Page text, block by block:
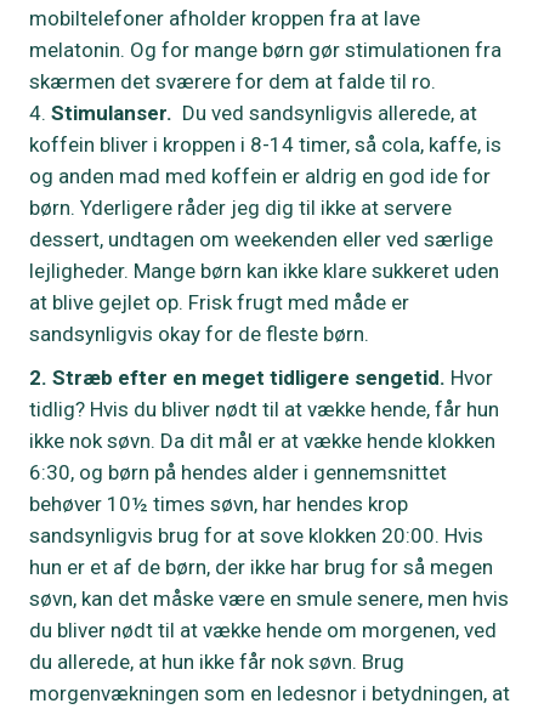
mobiltelefoner afholder kroppen fra at lave
melatonin. Og for mange børn gør stimulationen fra
skærmen det sværere for dem at falde til ro.
Stimulanser. Du ved sandsynligvis allerede, at
koffein bliver i kroppen i 8-14 timer, så cola, kaffe, is
og anden mad med koffein er aldrig en god ide for
børn. Yderligere råder jeg dig til ikke at servere
dessert, undtagen om weekenden eller ved særlige
lejligheder. Mange børn kan ikke klare sukkeret uden
at blive gejlet op. Frisk frugt med måde er
sandsynligvis okay for de fleste børn.
2. Stræb efter en meget tidligere sengetid. Hvor
tidlig? Hvis du bliver nødt til at vække hende, får hun
ikke nok søvn. Da dit mål er at vække hende klokken
6:30, og børn på hendes alder i gennemsnittet
behøver 10½ times søvn, har hendes krop
sandsynligvis brug for at sove klokken 20:00. Hvis
hun er et af de børn, der ikke har brug for så megen
søvn, kan det måske være en smule senere, men hvis
du bliver nødt til at vække hende om morgenen, ved
du allerede, at hun ikke får nok søvn. Brug
morgenvækningen som en ledesnor i betydningen, at